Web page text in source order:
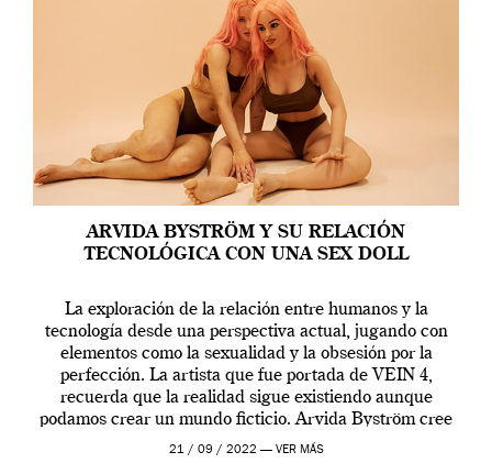
ARVIDA BYSTRÖM Y SU RELACIÓN
TECNOLÓGICA CON UNA SEX DOLL
La exploración de la relación entre humanos y la
tecnología desde una perspectiva actual, jugando con
elementos como la sexualidad y la obsesión por la
perfección. La artista que fue portada de VEIN 4,
recuerda que la realidad sigue existiendo aunque
podamos crear un mundo ficticio. Arvida Byström cree
que los humanos tienen un complejo […]
21 / 09 / 2022 — VER MÁS